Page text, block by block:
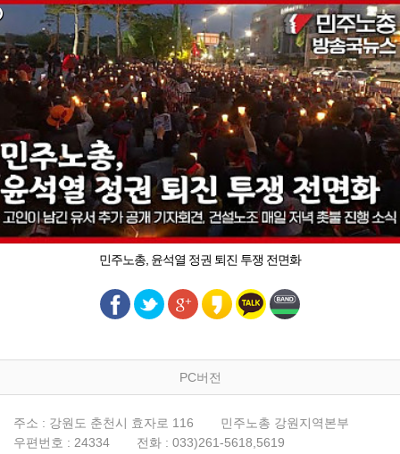
민주노총, 윤석열 정권 퇴진 투쟁 전면화
PC버전
주소 : 강원도 춘천시 효자로 116
민주노총 강원지역본부
우편번호 : 24334
전화 : 033)261-5618,5619